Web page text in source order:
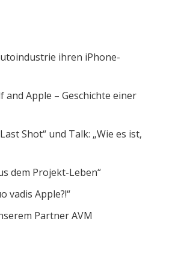
ihren iPhone-
and Apple – Geschichte einer
Shot“ und Talk: „Wie es ist,
dem Projekt-Leben“
vadis Apple?!“
Partner AVM